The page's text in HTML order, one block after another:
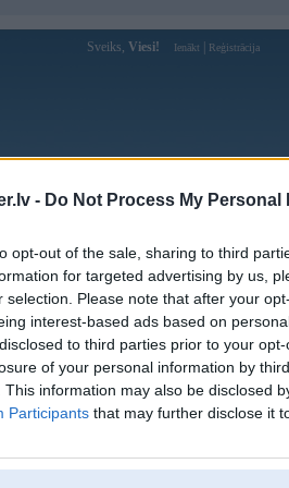
- Do Not Process My Personal
opt-out of the sale, sharing to third
for targeted advertising by us,
selection. Please note that after your
interest-based ads based on
to third parties prior to your
of your personal information by
This information may also be disclosed
Participants that may further disclose it
Sveiks, Viesi! Ienākt Reģistrācija
Forums Galerijas Reģistrācija
Lietotāja 888winukcom
Lietotājvārds:
Pilsēta:
Ziņojumi forumā:
0
[Pēdējie